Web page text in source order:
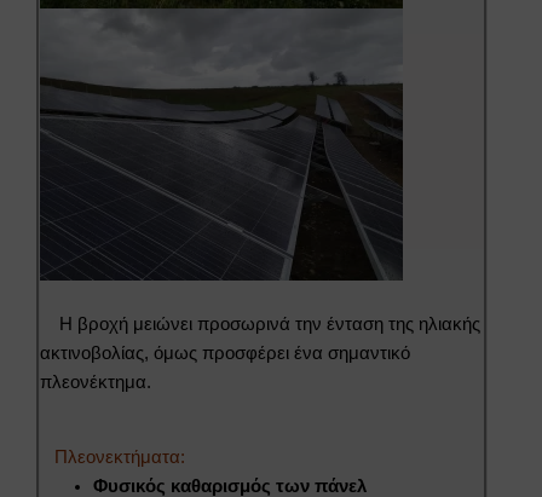
Η βροχή μειώνει προσωρινά την ένταση της ηλιακής
ακτινοβολίας, όμως προσφέρει ένα σημαντικό
πλεονέκτημα.
Πλεονεκτήματα:
Φυσικός καθαρισμός των πάνελ